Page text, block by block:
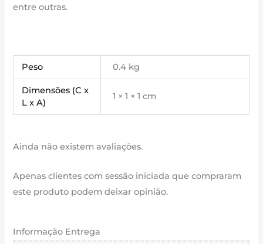
entre outras.
Peso 0.4 kg
Dimensões (C x
L x A)
1 × 1 × 1 cm
Ainda não existem avaliações.
Apenas clientes com sessão iniciada que compraram
este produto podem deixar opinião.
Informação Entrega